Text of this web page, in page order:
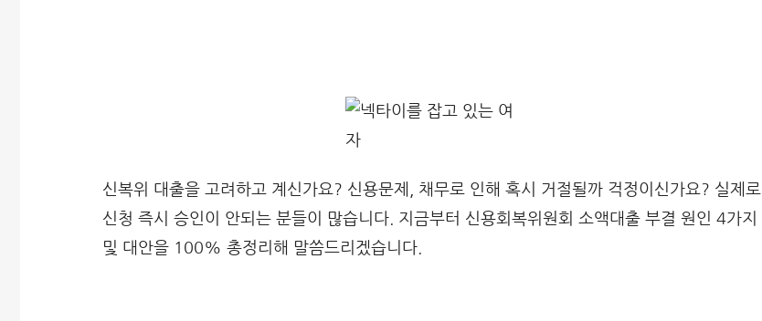
신복위 대출을 고려하고 계신가요? 신용문제, 채무로 인해 혹시 거절될까 걱정이신가요? 실제로
신청 즉시 승인이 안되는 분들이 많습니다. 지금부터 신용회복위원회 소액대출 부결 원인 4가지
및 대안을 100% 총정리해 말씀드리겠습니다.